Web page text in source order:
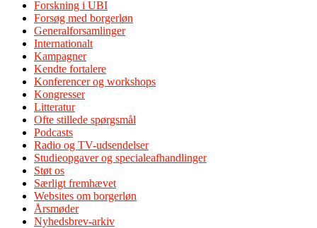
Forskning i UBI
Forsøg med borgerløn
Generalforsamlinger
Internationalt
Kampagner
Kendte fortalere
Konferencer og workshops
Kongresser
Litteratur
Ofte stillede spørgsmål
Podcasts
Radio og TV-udsendelser
Studieopgaver og specialeafhandlinger
Støt os
Særligt fremhævet
Websites om borgerløn
Årsmøder
Nyhedsbrev-arkiv